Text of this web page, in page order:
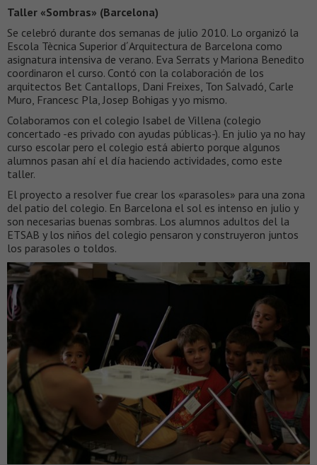
Taller «Sombras» (Barcelona)
Se celebró durante dos semanas de julio 2010. Lo organizó la
Escola Tècnica Superior d´Arquitectura de Barcelona como
asignatura intensiva de verano. Eva Serrats y Mariona Benedito
coordinaron el curso. Contó con la colaboración de los
arquitectos Bet Cantallops, Dani Freixes, Ton Salvadó, Carle
Muro, Francesc Pla, Josep Bohigas y yo mismo.
Colaboramos con el colegio Isabel de Villena (colegio
concertado -es privado con ayudas públicas-). En julio ya no hay
curso escolar pero el colegio está abierto porque algunos
alumnos pasan ahí el día haciendo actividades, como este
taller.
El proyecto a resolver fue crear los «parasoles» para una zona
del patio del colegio. En Barcelona el sol es intenso en julio y
son necesarias buenas sombras. Los alumnos adultos del la
ETSAB y los niños del colegio pensaron y construyeron juntos
los parasoles o toldos.